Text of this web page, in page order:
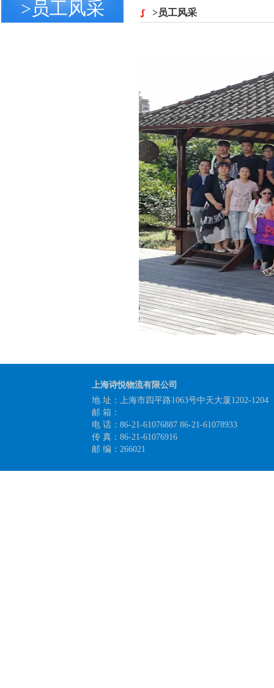
>员工风采 >员工风采
上海诗悦物流有限公司
地 址：上海市四平路1063号中天大厦1202-1204
邮 箱：
电 话：86-21-61076887 86-21-61078933
传 真：86-21-61076916
邮 编：266021